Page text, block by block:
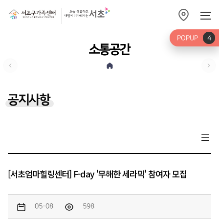
소통공간
공지사항
[서초엄마힐링센터] F-day '무해한 세라믹' 참여자 모집
05-08 598
POPUP 4